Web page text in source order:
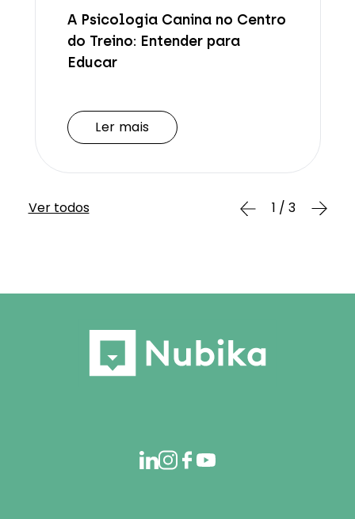
A Psicologia Canina no Centro
do Treino: Entender para
Educar
Ler mais
Ver todos 1 / 3